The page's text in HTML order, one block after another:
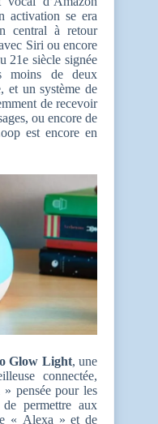
activation se era
central à retour
Siri ou encore
21e siècle signée
moins de deux
et un système de
de recevoir
ou encore de
est encore en
Glow Light, une
connectée,
pensée pour les
permettre aux
« Alexa » et de